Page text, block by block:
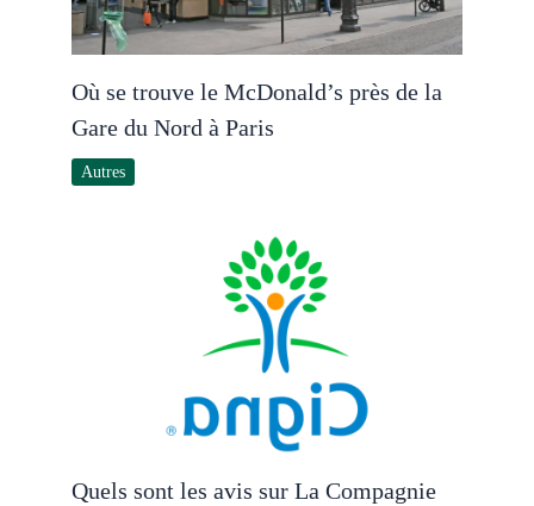
Où se trouve le McDonald’s près de la
Gare du Nord à Paris
Autres
Quels sont les avis sur La Compagnie